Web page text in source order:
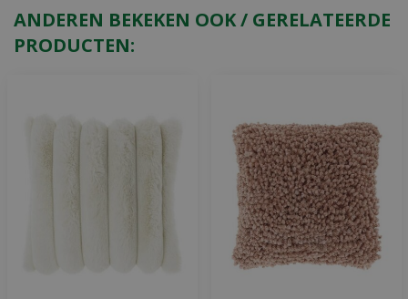
ANDEREN BEKEKEN OOK / GERELATEERDE
PRODUCTEN: